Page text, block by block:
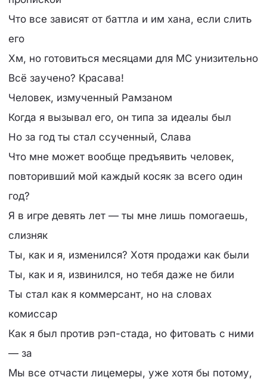
Что все зависят от баттла и им хана, если слить
его
Хм, но готовиться месяцами для MC унизительно
Всё заучено? Красава!
Человек, измученный Рамзаном
Когда я вызывал его, он типа за идеалы был
Но за год ты стал ссученный, Слава
Что мне может вообще предъявить человек,
повторивший мой каждый косяк за всего один
год?
Я в игре девять лет — ты мне лишь помогаешь,
слизняк
Ты, как и я, изменился? Хотя продажи как были
Ты, как и я, извинился, но тебя даже не били
Ты стал как я коммерсант, но на словах
комиссар
Как я был против рэп-стада, но фитовать с ними
— за
Мы все отчасти лицемеры, уже хотя бы потому,